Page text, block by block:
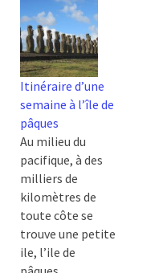
Itinéraire d’une
semaine à l’île de
pâques
Au milieu du
pacifique, à des
milliers de
kilomètres de
toute côte se
trouve une petite
ile, l’ile de